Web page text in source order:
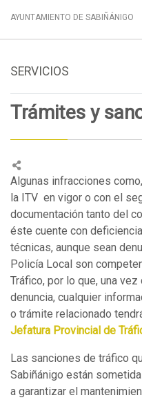
AYUNTAMIENTO DE SABIÑÁNIGO
SERVICIOS
Trámites y
Algunas infracciones
la ITV en vigor o con el
documentación tanto del
éste cuente con
técnicas, aunque sean
Policía Local son
Tráfico, por lo que, una
denuncia, cualquier
o trámite relacionado
Jefatura Provincial de
Las sanciones de tráfico
Sabiñánigo están
a garantizar el